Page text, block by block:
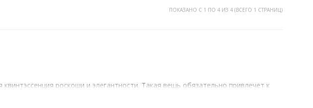
ПОКАЗАНО С 1 ПО 4 ИЗ 4 (ВСЕГО 1 СТРАНИЦ)
роскоши и элегантности. Такая вещь обязательно привлечет к
так как мех норки не линяет, не вытирается, не блекнет со временем.